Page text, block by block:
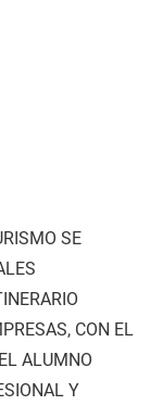
SE
CON EL
ALUMNO
Y